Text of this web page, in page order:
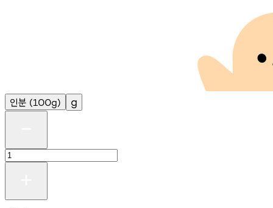
인분 (100g) g